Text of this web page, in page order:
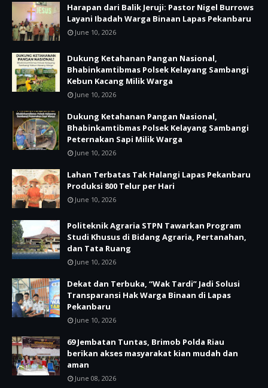
Harapan dari Balik Jeruji: Pastor Nigel Burrows
Layani Ibadah Warga Binaan Lapas Pekanbaru
June 10, 2026
Dukung Ketahanan Pangan Nasional,
Bhabinkamtibmas Polsek Kelayang Sambangi
Kebun Kacang Milik Warga
June 10, 2026
Dukung Ketahanan Pangan Nasional,
Bhabinkamtibmas Polsek Kelayang Sambangi
Peternakan Sapi Milik Warga
June 10, 2026
Lahan Terbatas Tak Halangi Lapas Pekanbaru
Produksi 800 Telur per Hari
June 10, 2026
Politeknik Agraria STPN Tawarkan Program
Studi Khusus di Bidang Agraria, Pertanahan,
dan Tata Ruang
June 10, 2026
Dekat dan Terbuka, “Wak Tardi” Jadi Solusi
Transparansi Hak Warga Binaan di Lapas
Pekanbaru
June 10, 2026
69 Jembatan Tuntas, Brimob Polda Riau
berikan akses masyarakat kian mudah dan
aman
June 08, 2026